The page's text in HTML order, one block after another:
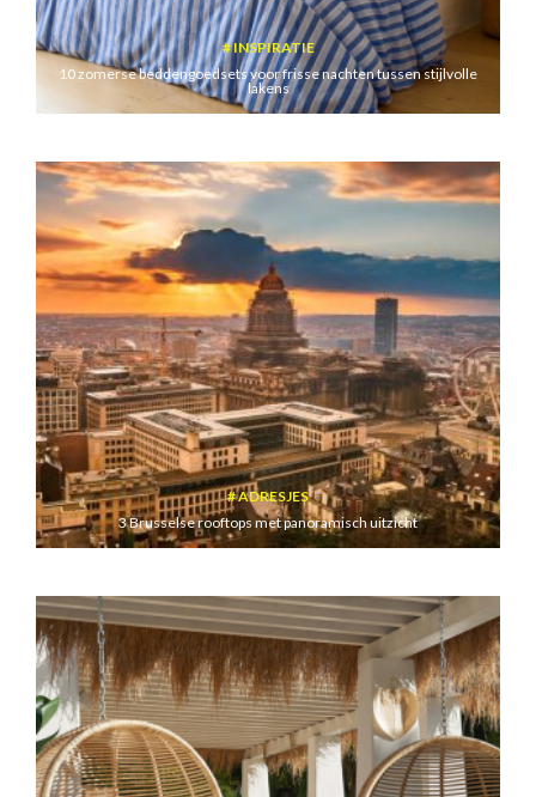
INSPIRATIE
10 zomerse beddengoedsets voor frisse nachten tussen stijlvolle
lakens
ADRESJES
3 Brusselse rooftops met panoramisch uitzicht